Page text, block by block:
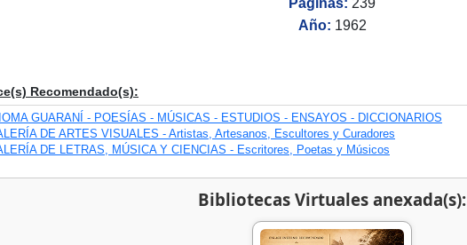
Páginas: 239
Año: 1962
Recomendado(s):
GUARANÍ - POESÍAS - MÚSICAS - ESTUDIOS - ENSAYOS - DICCIONARIOS
DE ARTES VISUALES - Artistas, Artesanos, Escultores y Curadores
DE LETRAS, MÚSICA Y CIENCIAS - Escritores, Poetas y Músicos
Bibliotecas Virtuales anexada(s):